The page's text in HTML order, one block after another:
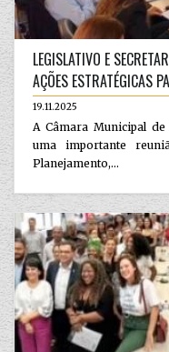
LEGISLATIVO E
AÇÕES ESTRATÉGICAS
19.11.2025
A Câmara Municipal
uma importante
Planejamento,...